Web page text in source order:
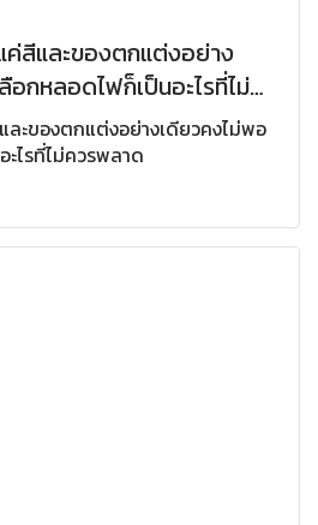
สีและของตกแต่งอย่าง
อกหลอดไฟก็เป็นอะไรที่ไม่
ะของตกแต่งอย่างเดียวคงไม่พอ
ไรที่ไม่ควรพลาด